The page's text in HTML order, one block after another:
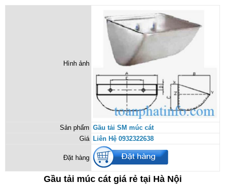
Hình ảnh
Sản phẩm Gầu tải SM múc cát
Giá Liên Hệ 0932322638
Đặt hàng
Gầu tải múc cát giá rẻ tại Hà Nội